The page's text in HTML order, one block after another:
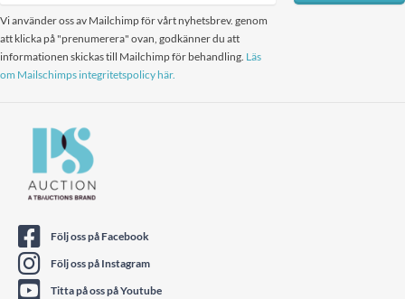
Vi använder oss av Mailchimp för vårt nyhetsbrev. genom
att klicka på "prenumerera" ovan, godkänner du att
informationen skickas till Mailchimp för behandling. Läs
om Mailschimps integritetspolicy här.
Följ oss på Facebook
Följ oss på Instagram
Titta på oss på Youtube